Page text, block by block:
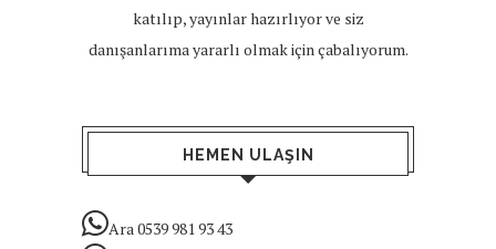
katılıp, yayınlar hazırlıyor ve siz
danışanlarıma yararlı olmak için çabalıyorum.
HEMEN ULAŞIN
Ara 0539 981 93 43